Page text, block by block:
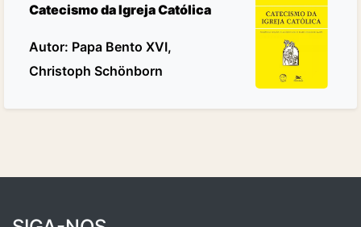
Catecismo da Igreja Católica
Autor: Papa Bento XVI,
Christoph Schönborn